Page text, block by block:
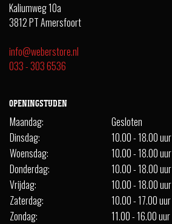
Kaliumweg 10a
3812 PT Amersfoort
info@weberstore.nl
033 - 303 6536
OPENINGSTIJDEN
Maandag:
Gesloten
Dinsdag:
10.00 - 18.00 uur
Woensdag:
10.00 - 18.00 uur
Donderdag:
10.00 - 18.00 uur
Vrijdag:
10.00 - 18.00 uur
Zaterdag:
10.00 - 17.00 uur
Zondag:
11.00 - 16.00 uur